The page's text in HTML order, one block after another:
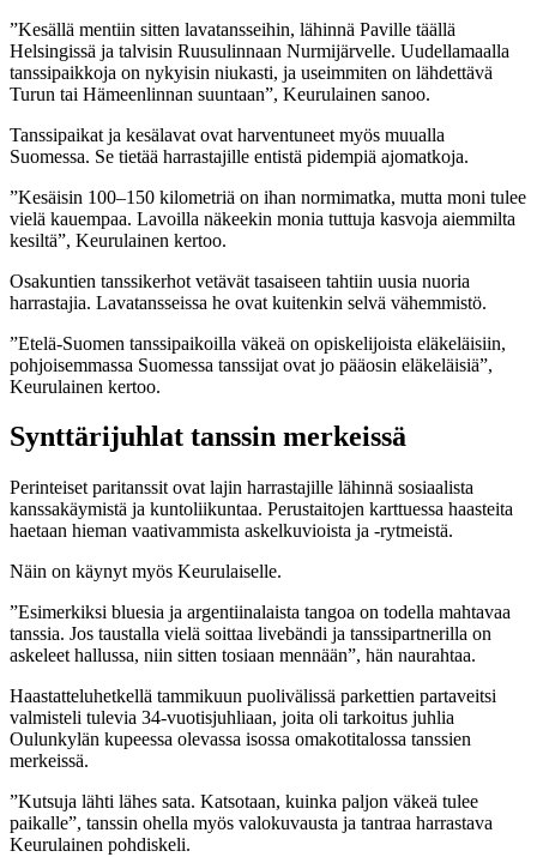
”Kesällä mentiin sitten lavatansseihin, lähinnä Paville täällä
Helsingissä ja talvisin Ruusulinnaan Nurmijärvelle. Uudellamaalla
tanssipaikkoja on nykyisin niukasti, ja useimmiten on lähdettävä
Turun tai Hämeenlinnan suuntaan”, Keurulainen sanoo.
Tanssipaikat ja kesälavat ovat harventuneet myös muualla
Suomessa. Se tietää harrastajille entistä pidempiä ajomatkoja.
”Kesäisin 100–150 kilometriä on ihan normimatka, mutta moni tulee
vielä kauempaa. Lavoilla näkeekin monia tuttuja kasvoja aiemmilta
kesiltä”, Keurulainen kertoo.
Osakuntien tanssikerhot vetävät tasaiseen tahtiin uusia nuoria
harrastajia. Lavatansseissa he ovat kuitenkin selvä vähemmistö.
”Etelä-Suomen tanssipaikoilla väkeä on opiskelijoista eläkeläisiin,
pohjoisemmassa Suomessa tanssijat ovat jo pääosin eläkeläisiä”,
Keurulainen kertoo.
Synttärijuhlat tanssin merkeissä
Perinteiset paritanssit ovat lajin harrastajille lähinnä sosiaalista
kanssakäymistä ja kuntoliikuntaa. Perustaitojen karttuessa haasteita
haetaan hieman vaativammista askelkuvioista ja -rytmeistä.
Näin on käynyt myös Keurulaiselle.
”Esimerkiksi bluesia ja argentiinalaista tangoa on todella mahtavaa
tanssia. Jos taustalla vielä soittaa livebändi ja tanssipartnerilla on
askeleet hallussa, niin sitten tosiaan mennään”, hän naurahtaa.
Haastatteluhetkellä tammikuun puolivälissä parkettien partaveitsi
valmisteli tulevia 34-vuotisjuhliaan, joita oli tarkoitus juhlia
Oulunkylän kupeessa olevassa isossa omakotitalossa tanssien
merkeissä.
”Kutsuja lähti lähes sata. Katsotaan, kuinka paljon väkeä tulee
paikalle”, tanssin ohella myös valokuvausta ja tantraa harrastava
Keurulainen pohdiskeli.